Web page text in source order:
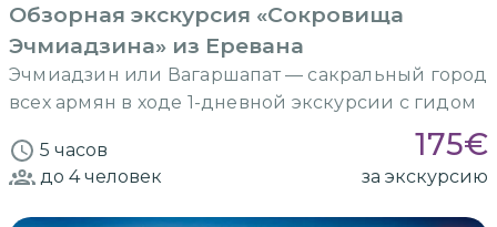
Обзорная экскурсия «Сокровища
Эчмиадзина» из Еревана
Эчмиадзин или Вагаршапат — сакральный город
всех армян в ходе 1-дневной экскурсии с гидом
5 часов 175€
до 4человек за экскурсию